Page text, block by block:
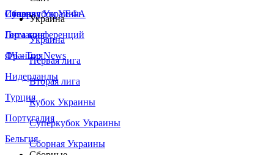
Сборная Украины
Италия
Германия
Франция
Нидерланды
Турция
Португалия
Бельгия
Суперкубок УЕФА
Лига конференций
ЛЧ - Top News
Украина
Украина
Первая лига
Вторая лига
Кубок Украины
Суперкубок Украины
Сборная Украины